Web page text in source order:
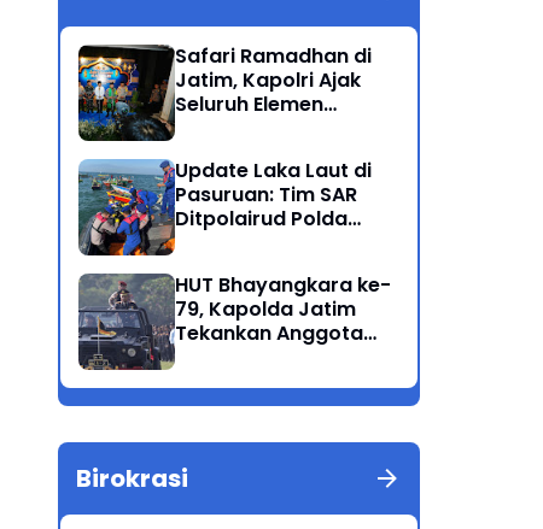
Safari Ramadhan di
Jatim, Kapolri Ajak
Seluruh Elemen
Program Presiden
Update Laka Laut di
Pasuruan: Tim SAR
Ditpolairud Polda
Korban Meninggal di
Perairan Lekok
HUT Bhayangkara ke-
79, Kapolda Jatim
Tekankan Anggota
Profesional Polri
Birokrasi